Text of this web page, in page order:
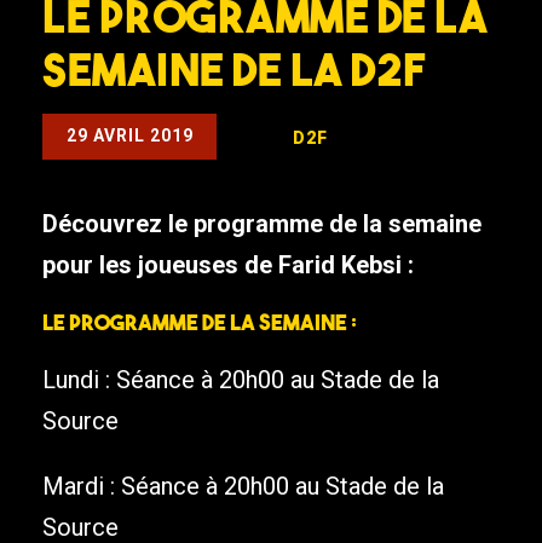
Le programme de la
semaine de la D2F
29 AVRIL 2019 D2F
Découvrez le programme de la semaine
pour les joueuses de Farid Kebsi :
Le programme de la semaine :
Lundi : Séance à 20h00 au Stade de la
Source
Mardi : Séance à 20h00 au Stade de la
Source